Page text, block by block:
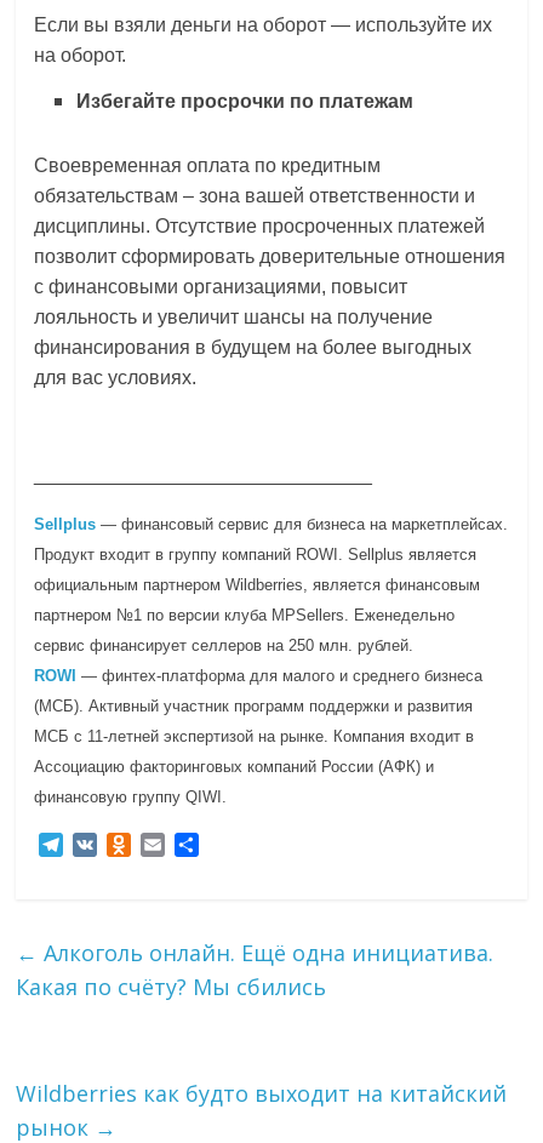
Если вы взяли деньги на оборот — используйте их
на оборот.
Избегайте просрочки по платежам
Своевременная оплата по кредитным
обязательствам – зона вашей ответственности и
дисциплины. Отсутствие просроченных платежей
позволит сформировать доверительные отношения
с финансовыми организациями, повысит
лояльность и увеличит шансы на получение
финансирования в будущем на более выгодных
для вас условиях.
Sellplus — финансовый сервис для бизнеса на маркетплейсах.
Продукт входит в группу компаний ROWI. Sellplus является
официальным партнером Wildberries, является финансовым
партнером №1 по версии клуба MPSellers. Еженедельно
сервис финансирует селлеров на 250 млн. рублей.
ROWI — финтех-платформа для малого и среднего бизнеса
(МСБ). Активный участник программ поддержки и развития
МСБ с 11-летней экспертизой на рынке. Компания входит в
Ассоциацию факторинговых компаний России (АФК) и
финансовую группу QIWI.
T
r
a
V
O
l
a
i
k
E
а
в
и
← Алкоголь онлайн. Ещё одна инициатива.
Какая по счёту? Мы сбились
Wildberries как будто выходит на китайский
рынок →